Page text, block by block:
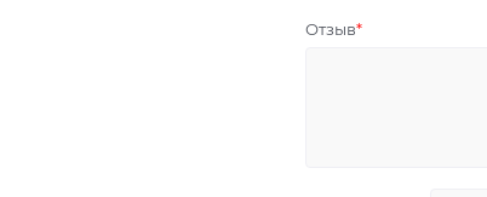
Отзыв